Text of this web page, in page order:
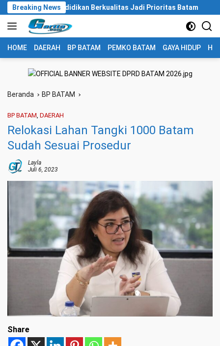
Langsung
ke
konten
Breaking News
Pendidikan Berkualitas Jadi Prioritas Batam BP
HOME DAERAH BP BATAM PEMKO BATAM GAYA HIDUP
Beranda BP BATAM
BP BATAM, DAERAH
Relokasi Lahan Tangki 1000 Batam
Sudah Sesuai Prosedur
Layla
Juli 6, 2023
Share